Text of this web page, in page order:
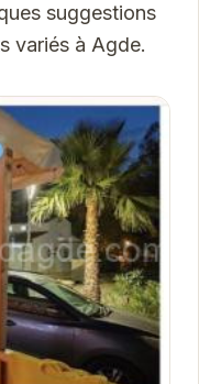
suggestions
variés à Agde.